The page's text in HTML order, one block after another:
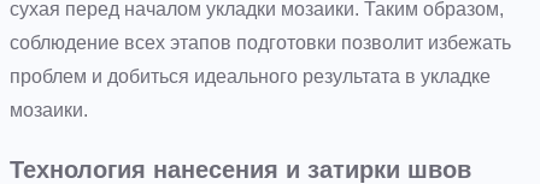
сухая перед началом укладки мозаики. Таким образом,
соблюдение всех этапов подготовки позволит избежать
проблем и добиться идеального результата в укладке
мозаики.
Технология нанесения и затирки швов